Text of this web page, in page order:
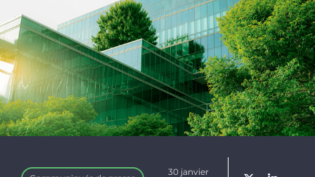
Linkedin
30 janvier